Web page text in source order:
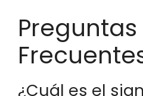
Preguntas
¿Cuál es el